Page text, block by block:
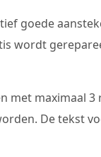
goede
wordt
met maximaal
De tekst